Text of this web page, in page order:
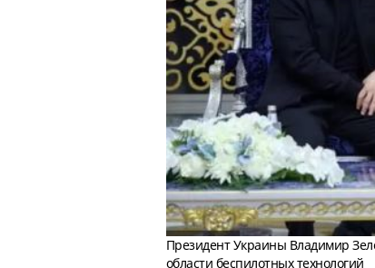
Президент Украины Владимир
области беспилотных технологий